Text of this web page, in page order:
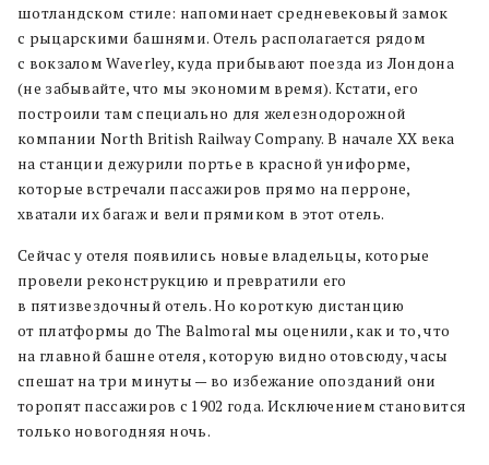
шотландском стиле: напоминает средневековый замок
с рыцарскими башнями. Отель располагается рядом
с вокзалом Waverley, куда прибывают поезда из Лондона
(не забывайте, что мы экономим время). Кстати, его
построили там специально для железнодорожной
компании North British Railway Company. В начале XX века
на станции дежурили портье в красной униформе,
которые встречали пассажиров прямо на перроне,
хватали их багаж и вели прямиком в этот отель.
Сейчас у отеля появились новые владельцы, которые
провели реконструкцию и превратили его
в пятизвездочный отель. Но короткую дистанцию
от платформы до The Balmoral мы оценили, как и то, что
на главной башне отеля, которую видно отовсюду, часы
спешат на три минуты — во избежание опозданий они
торопят пассажиров с 1902 года. Исключением становится
только новогодняя ночь.